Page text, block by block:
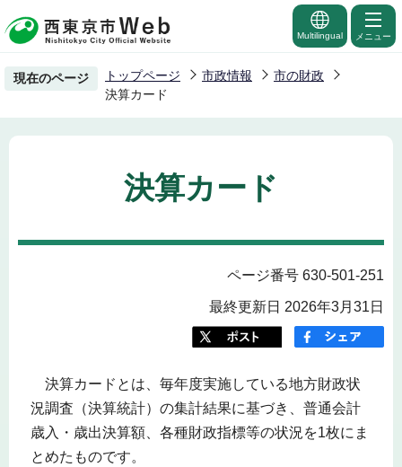
の
ー
Multilingual メニュー
現在のページ トップページ 市政情報
市の財政
決算カード
決算カード
ページ番号 630-501-251
最終更新日 2026年3月31日
決算カードとは、毎年度実施している地方財政状
況調査（決算統計）の集計結果に基づき、普通会計
歳入・歳出決算額、各種財政指標等の状況を1枚にま
とめたものです。